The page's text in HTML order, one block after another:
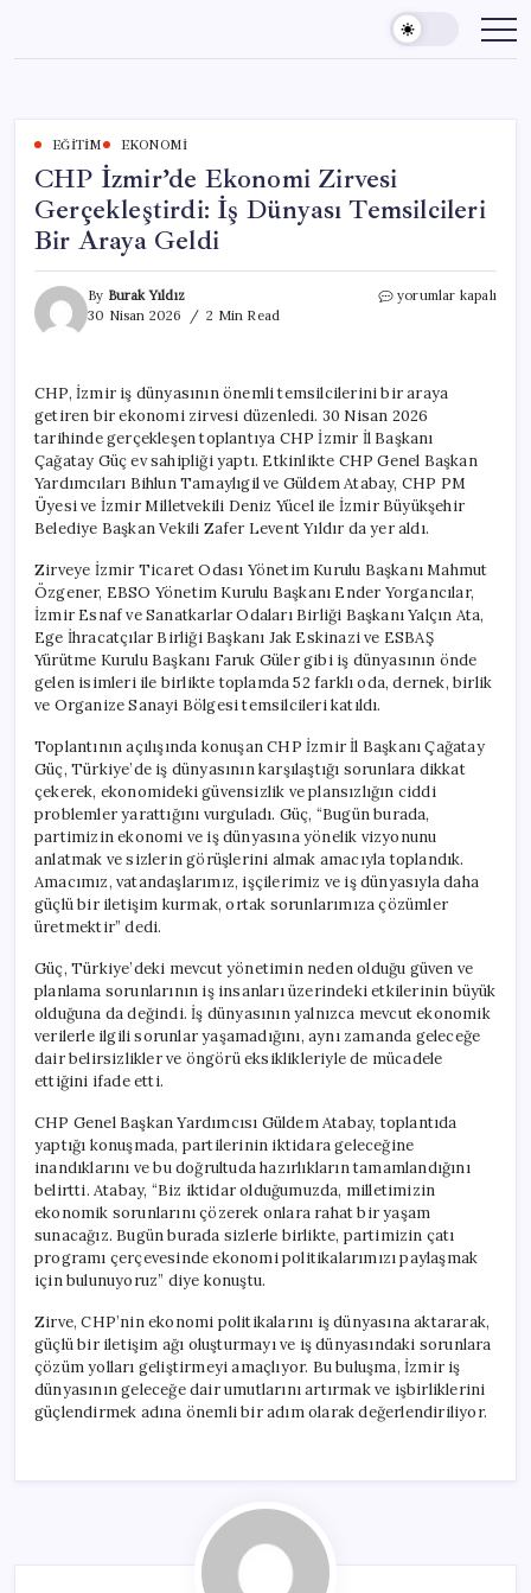
content
EĞITIM EKONOMI
CHP İzmir’de Ekonomi Zirvesi
Gerçekleştirdi: İş Dünyası Temsilcileri
Bir Araya Geldi
By Burak Yıldız
30 Nisan 2026
2 Min Read
CHP
İş
Dünyası
Temsilcileri
Bir
Araya
Geldi
için
yorumlar kapalı
CHP, İzmir iş dünyasının önemli temsilcilerini bir araya
getiren bir ekonomi zirvesi düzenledi. 30 Nisan 2026
tarihinde gerçekleşen toplantıya CHP İzmir İl Başkanı
Çağatay Güç ev sahipliği yaptı. Etkinlikte CHP Genel Başkan
Yardımcıları Bihlun Tamaylıgil ve Güldem Atabay, CHP PM
Üyesi ve İzmir Milletvekili Deniz Yücel ile İzmir Büyükşehir
Belediye Başkan Vekili Zafer Levent Yıldır da yer aldı.
Zirveye İzmir Ticaret Odası Yönetim Kurulu Başkanı Mahmut
Özgener, EBSO Yönetim Kurulu Başkanı Ender Yorgancılar,
İzmir Esnaf ve Sanatkarlar Odaları Birliği Başkanı Yalçın Ata,
Ege İhracatçılar Birliği Başkanı Jak Eskinazi ve ESBAŞ
Yürütme Kurulu Başkanı Faruk Güler gibi iş dünyasının önde
gelen isimleri ile birlikte toplamda 52 farklı oda, dernek, birlik
ve Organize Sanayi Bölgesi temsilcileri katıldı.
Toplantının açılışında konuşan CHP İzmir İl Başkanı Çağatay
Güç, Türkiye’de iş dünyasının karşılaştığı sorunlara dikkat
çekerek, ekonomideki güvensizlik ve plansızlığın ciddi
problemler yarattığını vurguladı. Güç, “Bugün burada,
partimizin ekonomi ve iş dünyasına yönelik vizyonunu
anlatmak ve sizlerin görüşlerini almak amacıyla toplandık.
Amacımız, vatandaşlarımız, işçilerimiz ve iş dünyasıyla daha
güçlü bir iletişim kurmak, ortak sorunlarımıza çözümler
üretmektir” dedi.
Güç, Türkiye’deki mevcut yönetimin neden olduğu güven ve
planlama sorunlarının iş insanları üzerindeki etkilerinin büyük
olduğuna da değindi. İş dünyasının yalnızca mevcut ekonomik
verilerle ilgili sorunlar yaşamadığını, aynı zamanda geleceğe
dair belirsizlikler ve öngörü eksiklikleriyle de mücadele
ettiğini ifade etti.
CHP Genel Başkan Yardımcısı Güldem Atabay, toplantıda
yaptığı konuşmada, partilerinin iktidara geleceğine
inandıklarını ve bu doğrultuda hazırlıkların tamamlandığını
belirtti. Atabay, “Biz iktidar olduğumuzda, milletimizin
ekonomik sorunlarını çözerek onlara rahat bir yaşam
sunacağız. Bugün burada sizlerle birlikte, partimizin çatı
programı çerçevesinde ekonomi politikalarımızı paylaşmak
için bulunuyoruz” diye konuştu.
Zirve, CHP’nin ekonomi politikalarını iş dünyasına aktararak,
güçlü bir iletişim ağı oluşturmayı ve iş dünyasındaki sorunlara
çözüm yolları geliştirmeyi amaçlıyor. Bu buluşma, İzmir iş
dünyasının geleceğe dair umutlarını artırmak ve işbirliklerini
güçlendirmek adına önemli bir adım olarak değerlendiriliyor.